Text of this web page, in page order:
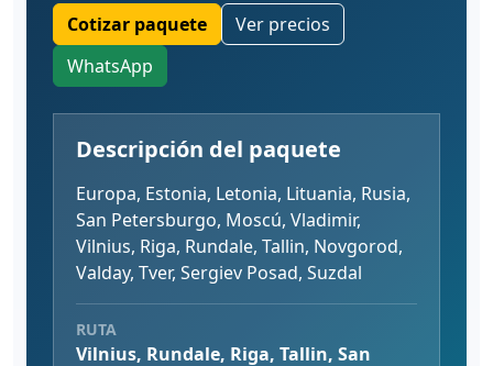
Cotizar paquete
Ver precios
WhatsApp
Descripción del paquete
Europa, Estonia, Letonia, Lituania, Rusia,
San Petersburgo, Moscú, Vladimir,
Vilnius, Riga, Rundale, Tallin, Novgorod,
Valday, Tver, Sergiev Posad, Suzdal
RUTA
Vilnius, Rundale, Riga, Tallin, San